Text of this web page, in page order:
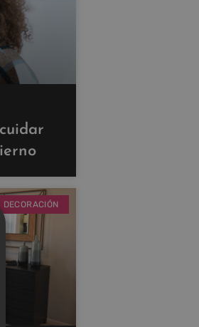
DECORACIÓN